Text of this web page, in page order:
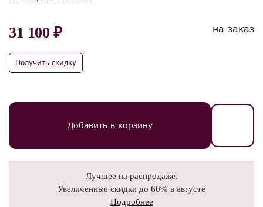
31 100 ₽
Получить скидку
на заказ
Добавить в корзину
Лучшее на распродаже.
Увеличенные скидки до 60% в августе
Подробнее